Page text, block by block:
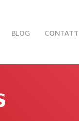
BLOG